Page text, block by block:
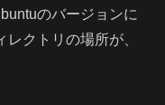
のバージョンに
クトリの場所が、